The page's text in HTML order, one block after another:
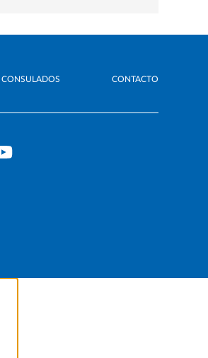
CONSULADOS CONTACTO